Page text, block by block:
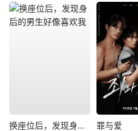
换座位后，发现身后的男生好像喜欢我 罪与爱